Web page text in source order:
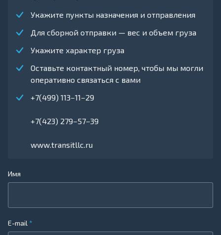
Имя
E-mail
Укажите пункты назначения и отправления
Для сборной отправки — вес и объем груза
Укажите характер груза
Оставьте контактный номер, чтобы мы могли
оперативно связаться с вами
+7(499) 113−11−29
+7(423) 279−57−39
www.transitllc.ru